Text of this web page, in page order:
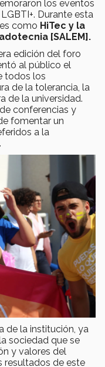
los eventos
Durante esta
como HiTec y la
[SALEM].
edición del foro
al público el
todos los
de la tolerancia, la
de la universidad.
conferencias y
fomentar un
a la
de la institución, ya
sociedad que se
y valores del
resultados de este